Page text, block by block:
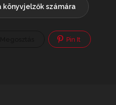
könyvjelzők számára
Pin It